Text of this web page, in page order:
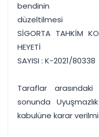
bendinin
düzeltilmesi
SİGORTA TAHKİM
HEYETİ
SAYISI : K-2021/80338
Taraflar
sonunda
kabulüne karar